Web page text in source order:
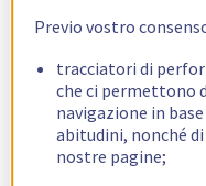
Previo vostro
tracciatori di
che ci permettono
navigazione in
abitudini, nonché
nostre pagine;